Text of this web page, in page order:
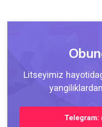
Litseyimiz
Telegram: